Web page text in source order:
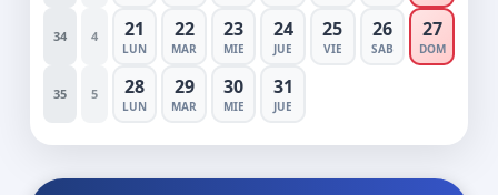
34 4 21
LUN
22
MAR
23
MIE
24
JUE
25
VIE
26
SAB
27
DOM
35 5 28
LUN
29
MAR
30
MIE
31
JUE